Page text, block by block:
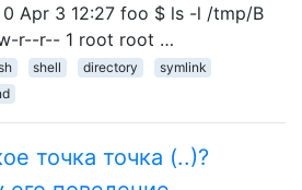
Apr 3 12:27 foo $ ls -l /tmp/B
r--r-- 1 root root …
shell directory
symlink
точка точка (..)?